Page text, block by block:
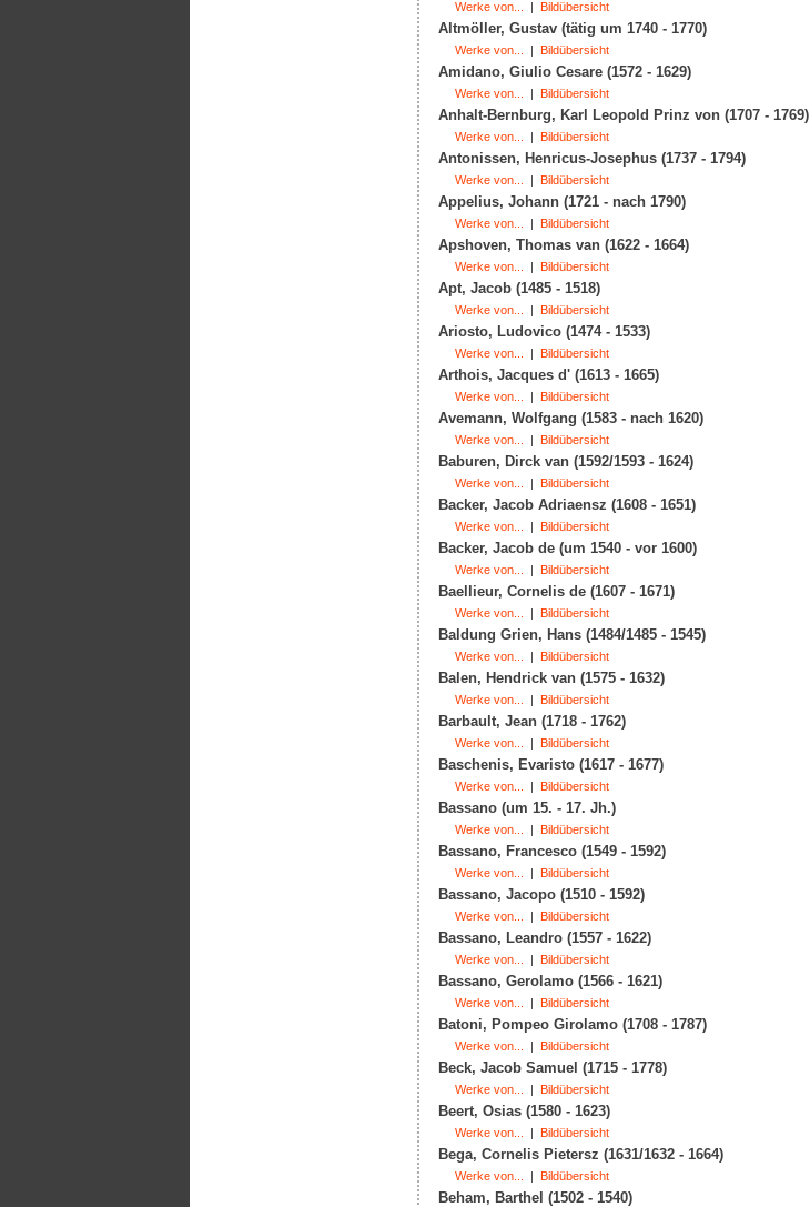
Werke von... | Bildübersicht
Altmöller, Gustav (tätig um 1740 - 1770)
Werke von... | Bildübersicht
Amidano, Giulio Cesare (1572 - 1629)
Werke von... | Bildübersicht
Anhalt-Bernburg, Karl Leopold Prinz von (1707 - 1769)
Werke von... | Bildübersicht
Antonissen, Henricus-Josephus (1737 - 1794)
Werke von... | Bildübersicht
Appelius, Johann (1721 - nach 1790)
Werke von... | Bildübersicht
Apshoven, Thomas van (1622 - 1664)
Werke von... | Bildübersicht
Apt, Jacob (1485 - 1518)
Werke von... | Bildübersicht
Ariosto, Ludovico (1474 - 1533)
Werke von... | Bildübersicht
Arthois, Jacques d' (1613 - 1665)
Werke von... | Bildübersicht
Avemann, Wolfgang (1583 - nach 1620)
Werke von... | Bildübersicht
Baburen, Dirck van (1592/1593 - 1624)
Werke von... | Bildübersicht
Backer, Jacob Adriaensz (1608 - 1651)
Werke von... | Bildübersicht
Backer, Jacob de (um 1540 - vor 1600)
Werke von... | Bildübersicht
Baellieur, Cornelis de (1607 - 1671)
Werke von... | Bildübersicht
Baldung Grien, Hans (1484/1485 - 1545)
Werke von... | Bildübersicht
Balen, Hendrick van (1575 - 1632)
Werke von... | Bildübersicht
Barbault, Jean (1718 - 1762)
Werke von... | Bildübersicht
Baschenis, Evaristo (1617 - 1677)
Werke von... | Bildübersicht
Bassano (um 15. - 17. Jh.)
Werke von... | Bildübersicht
Bassano, Francesco (1549 - 1592)
Werke von... | Bildübersicht
Bassano, Jacopo (1510 - 1592)
Werke von... | Bildübersicht
Bassano, Leandro (1557 - 1622)
Werke von... | Bildübersicht
Bassano, Gerolamo (1566 - 1621)
Werke von... | Bildübersicht
Batoni, Pompeo Girolamo (1708 - 1787)
Werke von... | Bildübersicht
Beck, Jacob Samuel (1715 - 1778)
Werke von... | Bildübersicht
Beert, Osias (1580 - 1623)
Werke von... | Bildübersicht
Bega, Cornelis Pietersz (1631/1632 - 1664)
Werke von... | Bildübersicht
Beham, Barthel (1502 - 1540)